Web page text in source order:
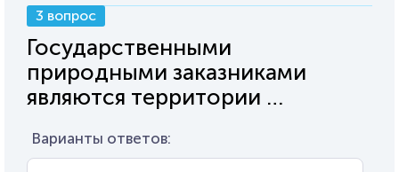
3 вопрос
Государственными
природными заказниками
являются территории …
Варианты ответов: